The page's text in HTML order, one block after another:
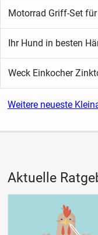
Ihr Hund in besten
Weitere neueste
Aktuelle